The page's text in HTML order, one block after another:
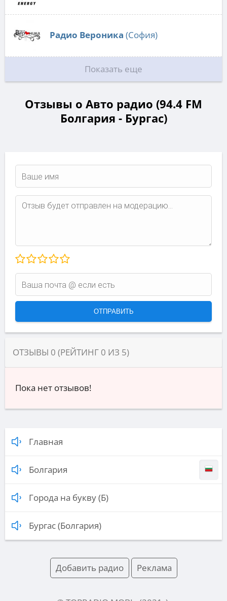
Радио Вероника (София)
Показать еще
Отзывы о Авто радио (94.4 FM
Болгария - Бургас)
ОТЗЫВЫ 0 (РЕЙТИНГ 0 ИЗ 5)
Пока нет отзывов!
Главная
Болгария
Города на букву (Б)
Бургас (Болгария)
Добавить радио Реклама